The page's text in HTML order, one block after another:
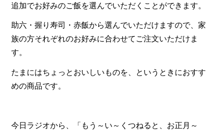
一品料理
お食い初め・お子様膳
無料貸し出し
ランキング
スタッフブログ
追加でお好みのご飯を選んでいただくことができます。
助六・握り寿司・赤飯から選んでいただけますので、家
族の方それぞれのお好みに合わせてご注文いただけま
す。
たまにはちょっとおいしいものを、というときにおすす
めの商品です。
今日ラジオから、「もう～い～くつねると、お正月～